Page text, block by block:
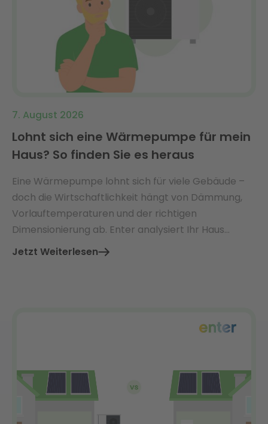
7. August 2026
Lohnt sich eine Wärmepumpe für mein
Haus? So finden Sie es heraus
Eine Wärmepumpe lohnt sich für viele Gebäude –
doch die Wirtschaftlichkeit hängt von Dämmung,
Vorlauftemperaturen und der richtigen
Dimensionierung ab. Enter analysiert Ihr Haus
ganzheitlich und findet die perfekt passende Lösung
Jetzt Weiterlesen